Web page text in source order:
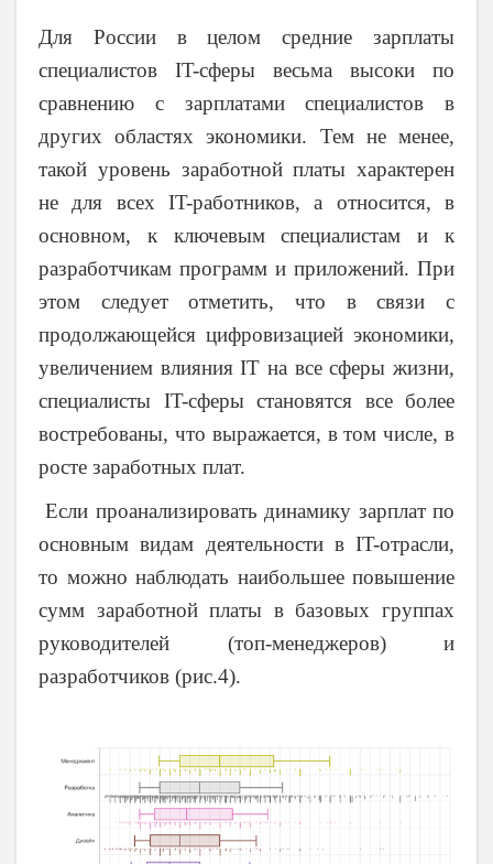
Для России в целом средние зарплаты
специалистов IT-сферы весьма высоки по
сравнению с зарплатами специалистов в
других областях экономики. Тем не менее,
такой уровень заработной платы характерен
не для всех IT-работников, а относится, в
основном, к ключевым специалистам и к
разработчикам программ и приложений. При
этом следует отметить, что в связи с
продолжающейся цифровизацией экономики,
увеличением влияния IT на все сферы жизни,
специалисты IT-сферы становятся все более
востребованы, что выражается, в том числе, в
росте заработных плат.
Если проанализировать динамику зарплат по
основным видам деятельности в IT-отрасли,
то можно наблюдать наибольшее повышение
сумм заработной платы в базовых группах
руководителей (топ-менеджеров) и
разработчиков (рис.4).